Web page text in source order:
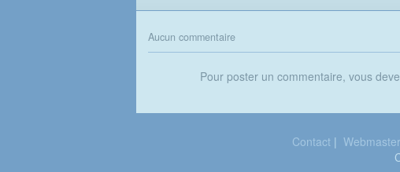
Aucun commentaire
Pour poster un commentaire, vous
Contact| Webmaster